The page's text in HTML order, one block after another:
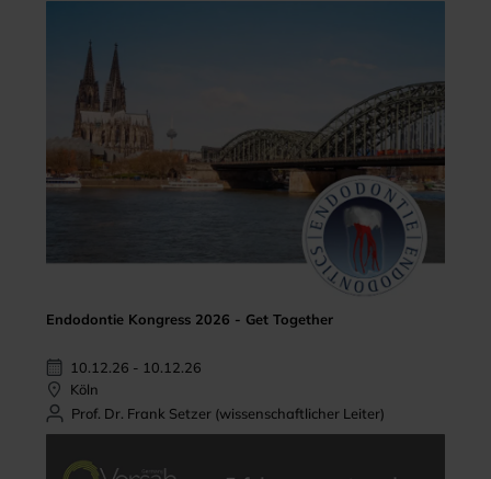
Endodontie Kongress 2026 - Get Together
10.12.26 - 10.12.26
Köln
Prof. Dr. Frank Setzer (wissenschaftlicher Leiter)